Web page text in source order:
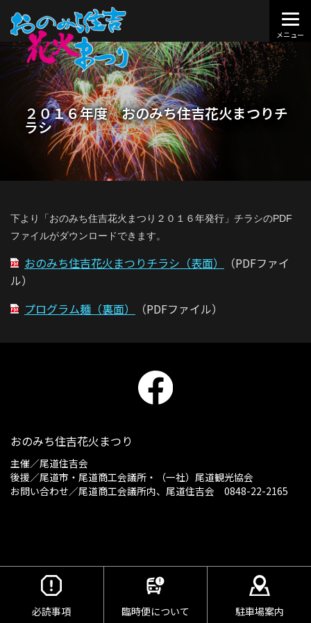
２０１６年度 おのみち住吉花火まつりチ
ラシ
下より「おのみち住吉花火まつり２０１６年発行」チラシのPDF
ファイルがダウンロードできます。
おのみち住吉花火まつりチラシ（表面）
（PDFファイ
ル）
プログラム麺（裏面）
（PDFファイル）
おのみち住吉花火まつり
主催／尾道住吉会
後援／尾道市・尾道商工会議所・（一社）尾道観光協会
お問い合わせ／尾道商工会議所内、尾道住吉会 0848-22-2165
必読事項 臨時便について 駐車場案内